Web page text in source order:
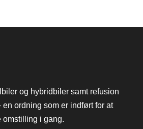
og hybridbiler samt refusion
en ordning som er indført for at
i gang.